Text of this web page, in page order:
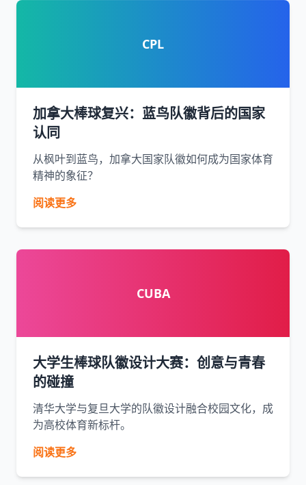
CPL
加拿大棒球复兴：蓝鸟队徽背后的国家
认同
从枫叶到蓝鸟，加拿大国家队徽如何成为国家体育
精神的象征？
阅读更多
CUBA
大学生棒球队徽设计大赛：创意与青春
的碰撞
清华大学与复旦大学的队徽设计融合校园文化，成
为高校体育新标杆。
阅读更多